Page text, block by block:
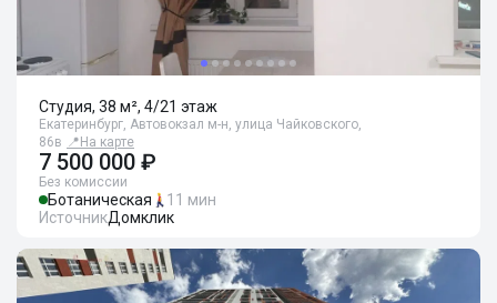
Студия, 38 м², 4/21 этаж
Екатеринбург, Автовокзал м-н, улица Чайковского,
86в 📍 На карте
7 500 000 ₽
Без комиссии
Ботаническая
11 мин
ИсточникДомклик